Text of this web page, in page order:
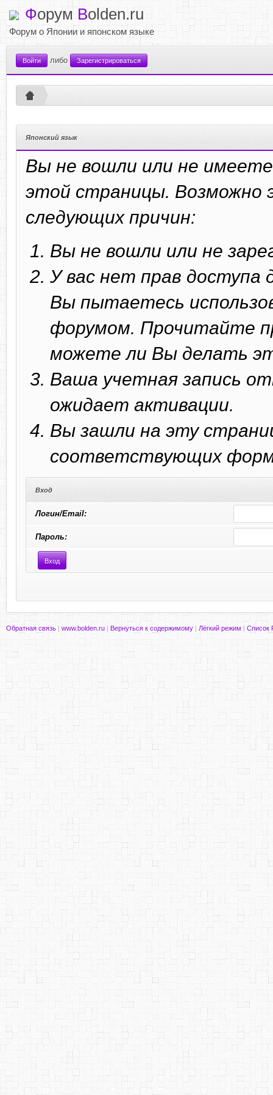
Форум Bolden.ru
Форум о Японии и японском языке
Войти либо Зарегистрироваться
Японский язык
Вы не вошли или не
этой страницы. Возможно
следующих причин:
Вы не вошли или не
У вас нет прав
Вы пытаетесь
форумом. Прочитайте
можете ли Вы делать
Ваша учетная запись
ожидает активации.
Вы зашли на эту
соответствующих форм
Вход
Логин/Email:
Пароль:
Обратная связь | www.bolden.ru | Вернуться к содержимому | Лёгкий режим | Список